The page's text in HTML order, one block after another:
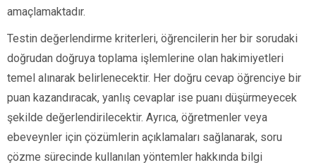
amaçlamaktadır.
Testin değerlendirme kriterleri, öğrencilerin her bir sorudaki
doğrudan doğruya toplama işlemlerine olan hakimiyetleri
temel alınarak belirlenecektir. Her doğru cevap öğrenciye bir
puan kazandıracak, yanlış cevaplar ise puanı düşürmeyecek
şekilde değerlendirilecektir. Ayrıca, öğretmenler veya
ebeveynler için çözümlerin açıklamaları sağlanarak, soru
çözme sürecinde kullanılan yöntemler hakkında bilgi